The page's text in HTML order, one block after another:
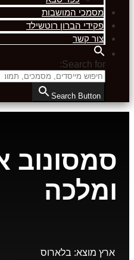
מסמכי המושבות
פקידי הברון רוטשילד
צור קשר
Search for:
Search Button
סמסונוב
ומלכה
ארץ מוצא: בלארוס